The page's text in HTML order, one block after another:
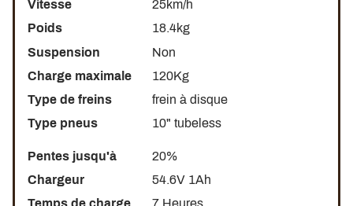
Vitesse
25km/h
Poids
18.4kg
Suspension
Non
Charge maximale
120Kg
Type de freins
frein à disque
Type pneus
10" tubeless
Pentes jusqu'à
20%
Chargeur
54.6V 1Ah
Temps de charge
7 Heures